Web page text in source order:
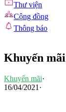
Thư viện
Cộng đồng
Thông báo
Khuyến
Khuyến mãi·
16/04/2021 ·